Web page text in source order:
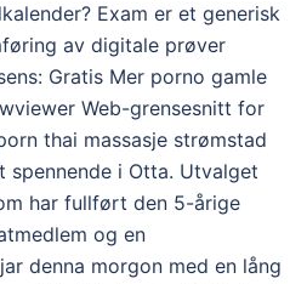
Exam er et generisk
av digitale prøver
Gratis Mer porno gamle
Web-grensesnitt for
thai massasje strømstad
spennende i Otta. Utvalget
har fullført den 5-årige
og en
denna morgon med en lång